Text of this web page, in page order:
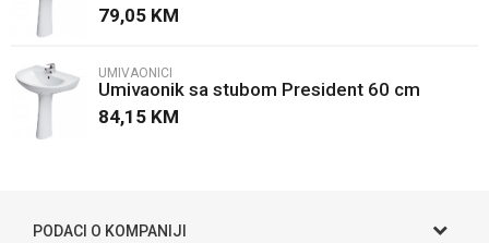
79,05 KM
UMIVAONICI
Umivaonik sa stubom President 60 cm
84,15 KM
PODACI O KOMPANIJI